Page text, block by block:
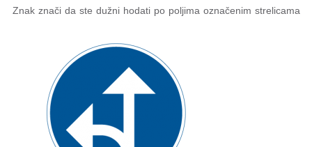
Znak znači da ste dužni hodati po poljima označenim strelicama